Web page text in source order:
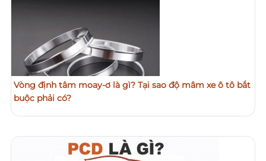
Vòng định tâm moay-ơ là gì? Tại sao độ mâm xe ô tô bắt
buộc phải có?